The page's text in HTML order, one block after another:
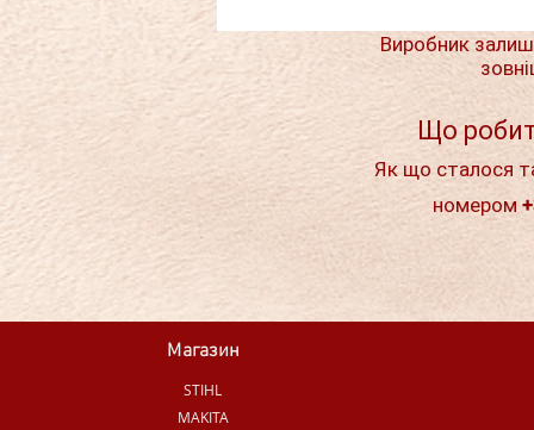
Виробник
Що
Як що сталося
номером
Магазин
STIHL
MAKITA